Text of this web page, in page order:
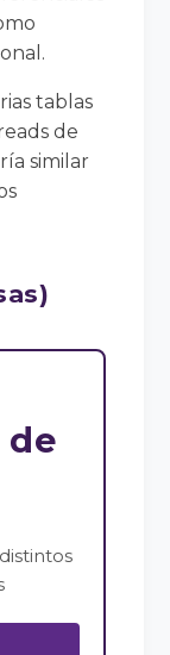
tablas
de
similar
de